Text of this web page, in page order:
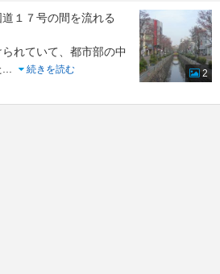
１７号の間を流れる
れていて、都市部の中
...
続きを読む
2